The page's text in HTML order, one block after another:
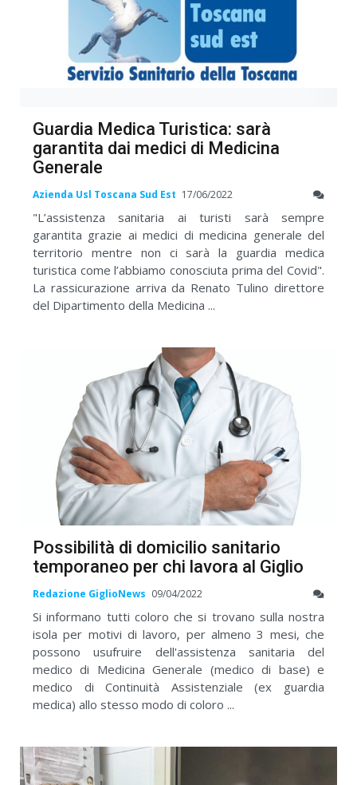
Guardia Medica Turistica: sarà
garantita dai medici di Medicina
Generale
Azienda Usl Toscana Sud Est 17/06/2022
"L’assistenza sanitaria ai turisti sarà sempre
garantita grazie ai medici di medicina generale del
territorio mentre non ci sarà la guardia medica
turistica come l’abbiamo conosciuta prima del Covid".
La rassicurazione arriva da Renato Tulino direttore
del Dipartimento della Medicina ...
Possibilità di domicilio sanitario
temporaneo per chi lavora al Giglio
Redazione GiglioNews 09/04/2022
Si informano tutti coloro che si trovano sulla nostra
isola per motivi di lavoro, per almeno 3 mesi, che
possono usufruire dell'assistenza sanitaria del
medico di Medicina Generale (medico di base) e
medico di Continuità Assistenziale (ex guardia
medica) allo stesso modo di coloro ...